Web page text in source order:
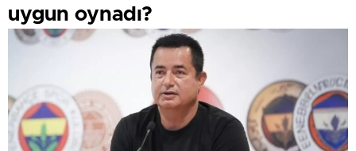
uygun oynadı?